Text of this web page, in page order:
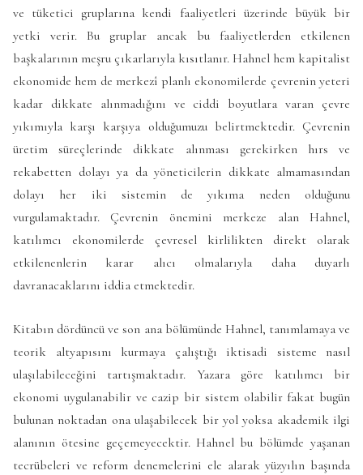
ve tüketici gruplarına kendi faaliyetleri üzerinde büyük bir
yetki verir. Bu gruplar ancak bu faaliyetlerden etkilenen
başkalarının meşru çıkarlarıyla kısıtlanır. Hahnel hem kapitalist
ekonomide hem de merkezî planlı ekonomilerde çevrenin yeteri
kadar dikkate alınmadığını ve ciddi boyutlara varan çevre
yıkımıyla karşı karşıya olduğumuzu belirtmektedir. Çevrenin
üretim süreçlerinde dikkate alınması gerekirken hırs ve
rekabetten dolayı ya da yöneticilerin dikkate almamasından
dolayı her iki sistemin de yıkıma neden olduğunu
vurgulamaktadır. Çevrenin önemini merkeze alan Hahnel,
katılımcı ekonomilerde çevresel kirlilikten direkt olarak
etkilenenlerin karar alıcı olmalarıyla daha duyarlı
davranacaklarını iddia etmektedir.
Kitabın dördüncü ve son ana bölümünde Hahnel, tanımlamaya ve
teorik altyapısını kurmaya çalıştığı iktisadi sisteme nasıl
ulaşılabileceğini tartışmaktadır. Yazara göre katılımcı bir
ekonomi uygulanabilir ve cazip bir sistem olabilir fakat bugün
bulunan noktadan ona ulaşabilecek bir yol yoksa akademik ilgi
alanının ötesine geçemeyecektir. Hahnel bu bölümde yaşanan
tecrübeleri ve reform denemelerini ele alarak yüzyılın başında